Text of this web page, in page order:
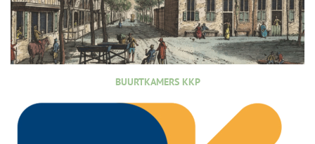
BUURTKAMERS KKP